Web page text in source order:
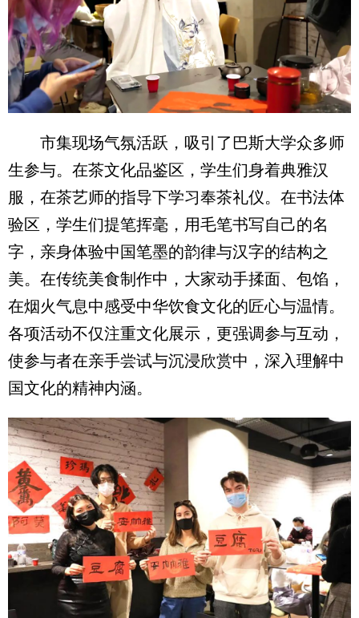
市集现场气氛活跃，吸引了巴斯大学众多师
生参与。在茶文化品鉴区，学生们身着典雅汉
服，在茶艺师的指导下学习奉茶礼仪。在书法体
验区，学生们提笔挥毫，用毛笔书写自己的名
字，亲身体验中国笔墨的韵律与汉字的结构之
美。在传统美食制作中，大家动手揉面、包馅，
在烟火气息中感受中华饮食文化的匠心与温情。
各项活动不仅注重文化展示，更强调参与互动，
使参与者在亲手尝试与沉浸欣赏中，深入理解中
国文化的精神内涵。